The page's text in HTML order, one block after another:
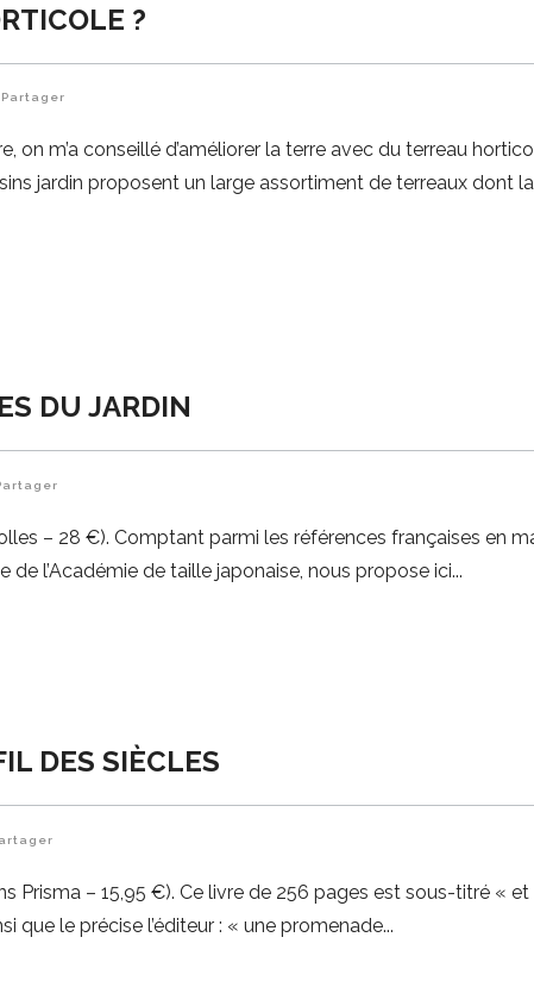
?
Partager
on m’a conseillé d’améliorer la terre avec du terreau
jardin proposent un large assortiment de terreaux dont la
DU JARDIN
– 28 €). Comptant parmi les références françaises en
de l’Académie de taille japonaise, nous propose ici
DES SIÈCLES
Prisma – 15,95 €). Ce livre de 256 pages est sous-titré «
que le précise l’éditeur : « une promenade